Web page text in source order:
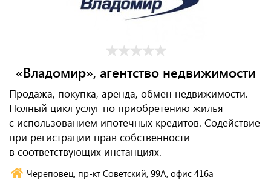
«Владомир», агентство недвижимости
Продажа, покупка, аренда, обмен недвижимости.
Полный цикл услуг по приобретению жилья
с использованием ипотечных кредитов. Содействие
при регистрации прав собственности
в соответствующих инстанциях.
Череповец, пр-кт Советский, 99А, офис 416а